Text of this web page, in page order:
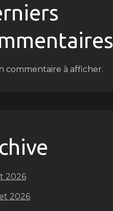
commentaire à afficher.
2026
2026